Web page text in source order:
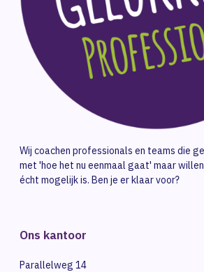
Wij coachen professionals en teams die
met 'hoe het nu eenmaal gaat' maar
écht mogelijk is. Ben je er klaar voor?
Ons kantoor
Parallelweg 14